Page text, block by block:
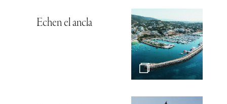
Echen el ancla